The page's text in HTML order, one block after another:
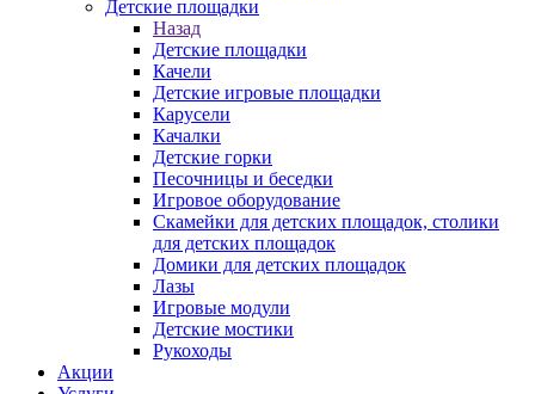
Детские площадки
Назад
Детские площадки
Качели
Детские игровые площадки
Карусели
Качалки
Детские горки
Песочницы и беседки
Игровое оборудование
Скамейки для детских площадок, столики
для детских площадок
Домики для детских площадок
Лазы
Игровые модули
Детские мостики
Рукоходы
Акции